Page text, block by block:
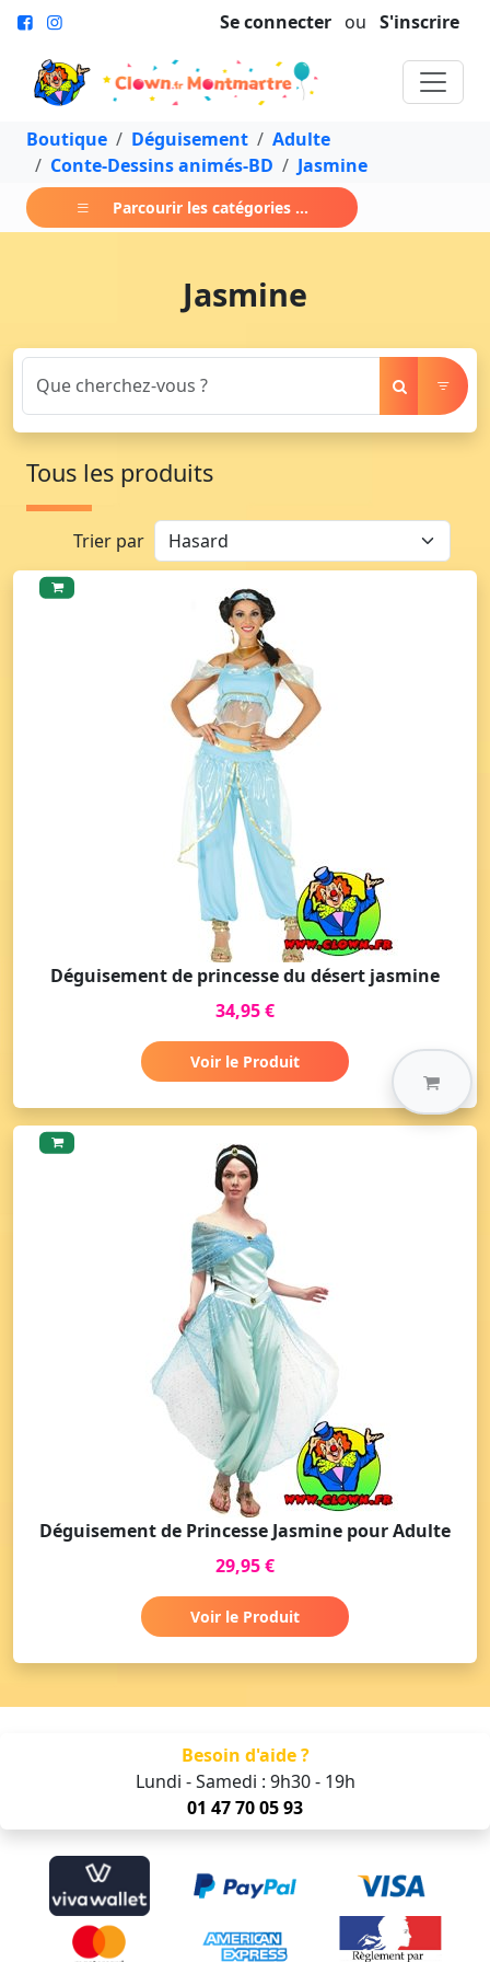
Se connecter ou S'inscrire
Boutique Déguisement
Adulte
Conte-Dessins animés-BD
Jasmine
Parcourir les catégories ...
Jasmine
Tous les produits
Trier par
Déguisement de princesse du désert jasmine
34,95 €
Voir le Produit
Déguisement de Princesse Jasmine pour Adulte
29,95 €
Voir le Produit
Besoin d'aide ?
Lundi - Samedi : 9h30 - 19h
01 47 70 05 93